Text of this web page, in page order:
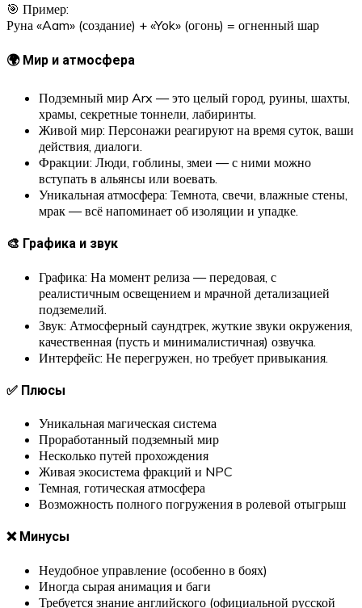
🎯 Пример:
Руна «Aam» (создание) + «Yok» (огонь) = огненный шар
🌍 Мир и атмосфера
Подземный мир Arx — это целый город, руины, шахты,
храмы, секретные тоннели, лабиринты.
Живой мир: Персонажи реагируют на время суток, ваши
действия, диалоги.
Фракции: Люди, гоблины, змеи — с ними можно
вступать в альянсы или воевать.
Уникальная атмосфера: Темнота, свечи, влажные стены,
мрак — всё напоминает об изоляции и упадке.
🎨 Графика и звук
Графика: На момент релиза — передовая, с
реалистичным освещением и мрачной детализацией
подземелий.
Звук: Атмосферный саундтрек, жуткие звуки окружения,
качественная (пусть и минималистичная) озвучка.
Интерфейс: Не перегружен, но требует привыкания.
✅ Плюсы
Уникальная магическая система
Проработанный подземный мир
Несколько путей прохождения
Живая экосистема фракций и NPC
Темная, готическая атмосфера
Возможность полного погружения в ролевой отыгрыш
❌ Минусы
Неудобное управление (особенно в боях)
Иногда сырая анимация и баги
Требуется знание английского (официальной русской